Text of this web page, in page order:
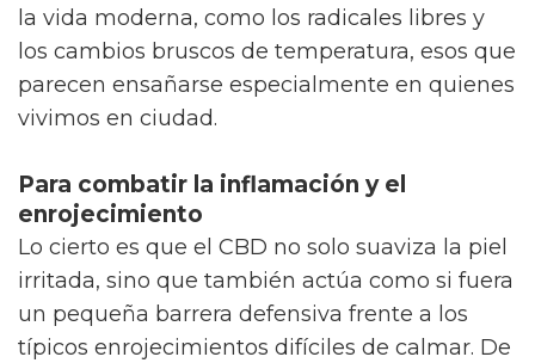
la vida moderna, como los radicales libres y
los cambios bruscos de temperatura, esos que
parecen ensañarse especialmente en quienes
vivimos en ciudad.
Para combatir la inflamación y el
enrojecimiento
Lo cierto es que el CBD no solo suaviza la piel
irritada, sino que también actúa como si fuera
un pequeña barrera defensiva frente a los
típicos enrojecimientos difíciles de calmar. De